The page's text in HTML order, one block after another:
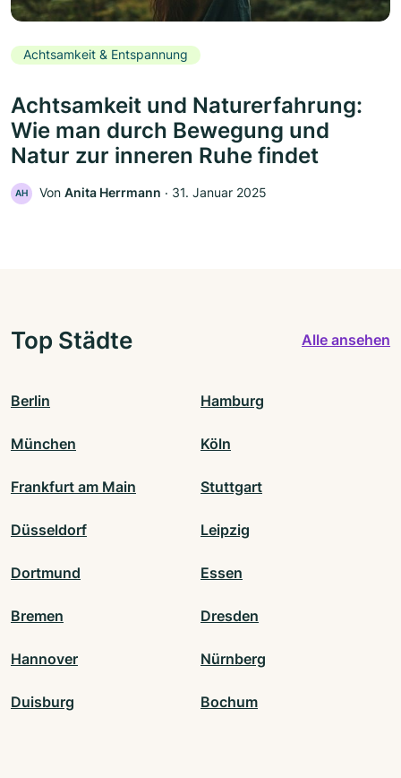
Achtsamkeit & Entspannung
Achtsamkeit und Naturerfahrung:
Wie man durch Bewegung und
Natur zur inneren Ruhe findet
AH Von Anita Herrmann ‧ 31. Januar 2025
Top Städte Alle ansehen
Berlin Hamburg
München Köln
Frankfurt am Main Stuttgart
Düsseldorf Leipzig
Dortmund Essen
Bremen Dresden
Hannover Nürnberg
Duisburg Bochum